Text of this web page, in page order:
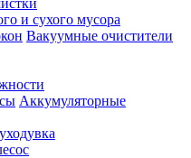
и сухого мусора
Вакуумные очистители
Аккумуляторные